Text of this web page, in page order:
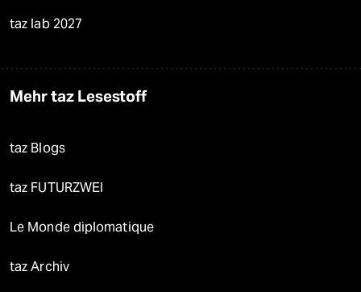
taz lab 2027
Mehr taz Lesestoff
taz Blogs
taz FUTURZWEI
Le Monde diplomatique
taz Archiv